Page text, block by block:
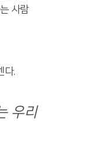
사람
다.
우리